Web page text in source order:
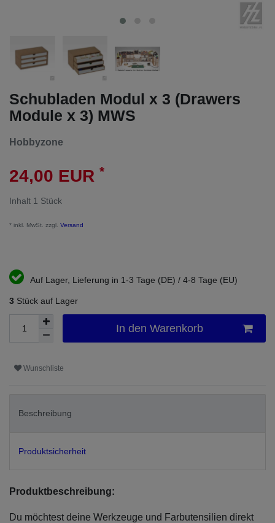
Schubladen Modul x 3 (Drawers
Module x 3) MWS
Hobbyzone
24,00 EUR *
Inhalt 1 Stück
* inkl. MwSt. zzgl. Versand
Auf Lager, Lieferung in 1-3 Tage (DE) / 4-8 Tage (EU)
3 Stück auf Lager
In den Warenkorb
Wunschliste
Beschreibung
Produktsicherheit
Produktbeschreibung:
Du möchtest deine Werkzeuge und Farbutensilien direkt